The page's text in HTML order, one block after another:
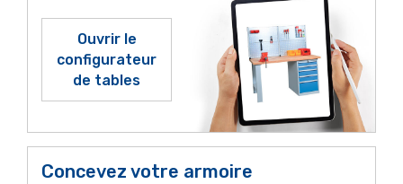
Ouvrir le
configurateur
de tables
Concevez votre armoire